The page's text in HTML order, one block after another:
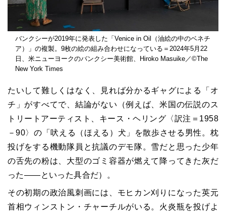
バンクシーが2019年に発表した「Venice in Oil（油絵の中のベネチ
ア）」の複製。9枚の絵の組み合わせになっている＝2024年5月22
日、米ニューヨークのバンクシー美術館、Hiroko Masuike／©The
New York Times
たいして難しくはなく、見れば分かるギャグによる「オ
チ」がすべてで、結論がない（例えば、米国の伝説のス
トリートアーティスト、キース・ヘリング〈訳注＝1958
－90〉の「吠える（ほえる）犬」を散歩させる男性。枕
投げをする機動隊員と抗議のデモ隊。雪だと思った少年
の舌先の粉は、大型のゴミ容器が燃えて降ってきた灰だ
った――といった具合だ）。
その初期の政治風刺画には、モヒカン刈りになった英元
首相ウィンストン・チャーチルがいる。火炎瓶を投げよ